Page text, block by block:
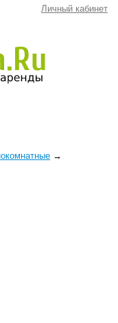
Личный кабинет
→